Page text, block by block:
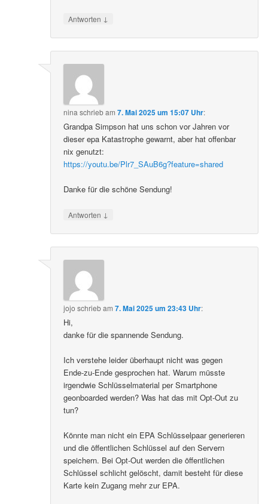
Antworten ↓
nina schriebam7. Mai 2025 um 15:07 Uhr:
Grandpa Simpson hat uns schon vor Jahren vor
dieser epa Katastrophe gewarnt, aber hat offenbar
nix genutzt:
https://youtu.be/Plr7_SAuB6g?feature=shared
Danke für die schöne Sendung!
Antworten ↓
jojo schriebam7. Mai 2025 um 23:43 Uhr:
Hi,
danke für die spannende Sendung.
Ich verstehe leider überhaupt nicht was gegen
Ende-zu-Ende gesprochen hat. Warum müsste
irgendwie Schlüsselmaterial per Smartphone
geonboarded werden? Was hat das mit Opt-Out zu
tun?
Könnte man nicht ein EPA Schlüsselpaar generieren
und die öffentlichen Schlüssel auf den Servern
speichern. Bei Opt-Out werden die öffentlichen
Schlüssel schlicht gelöscht, damit besteht für diese
Karte kein Zugang mehr zur EPA.